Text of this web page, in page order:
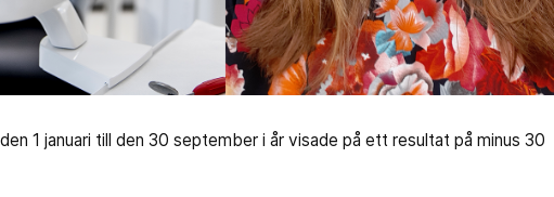
1 januari till den 30 september i år visade på ett resultat på minus 30